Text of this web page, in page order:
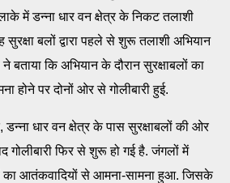
में डन्ना धार वन क्षेत्र के निकट तलाशी
बलों द्वारा पहले से शुरू तलाशी अभियान
बताया कि अभियान के दौरान सुरक्षाबलों का
होने पर दोनों ओर से गोलीबारी हुई.
धार वन क्षेत्र के पास सुरक्षाबलों की ओर
गोलीबारी फिर से शुरू हो गई है. जंगलों में
का आतंकवादियों से आमना-सामना हुआ. जिसके